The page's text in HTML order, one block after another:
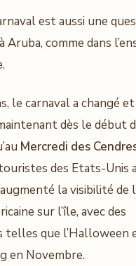
est aussi une
comme dans
le carnaval a changé et
dès le début
Mercredi des
des Etats-Unis a
la visibilité de
sur l’île, avec des
telles que l’Halloween
en Novembre.